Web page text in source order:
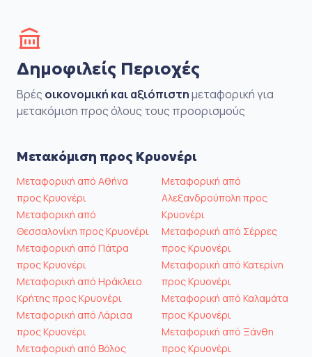
Δημοφιλείς Περιοχές
Βρές οικονομική και αξιόπιστημεταφορική για
μετακόμιση προς όλους τους προορισμούς
Μετακόμιση προς Κρυονέρι
Μεταφορική από Αθήνα
προς Κρυονέρι
Μεταφορική από
Θεσσαλονίκη προς Κρυονέρι
Μεταφορική από Πάτρα
προς Κρυονέρι
Μεταφορική από Ηράκλειο
Κρήτης προς Κρυονέρι
Μεταφορική από Λάρισα
προς Κρυονέρι
Μεταφορική από Βόλος
Μεταφορική από
Αλεξανδρούπολη προς
Κρυονέρι
Μεταφορική από Σέρρες
προς Κρυονέρι
Μεταφορική από Κατερίνη
προς Κρυονέρι
Μεταφορική από Καλαμάτα
προς Κρυονέρι
Μεταφορική από Ξάνθη
προς Κρυονέρι